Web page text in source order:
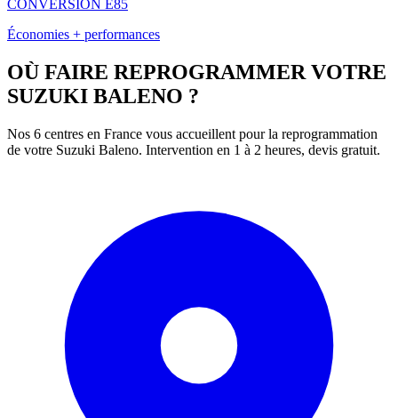
CONVERSION E85
Économies + performances
OÙ FAIRE REPROGRAMMER VOTRE
SUZUKI BALENO ?
Nos 6 centres en France vous accueillent pour la reprogrammation
de votre Suzuki Baleno. Intervention en 1 à 2 heures, devis gratuit.